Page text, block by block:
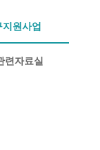
원사업
련자료실